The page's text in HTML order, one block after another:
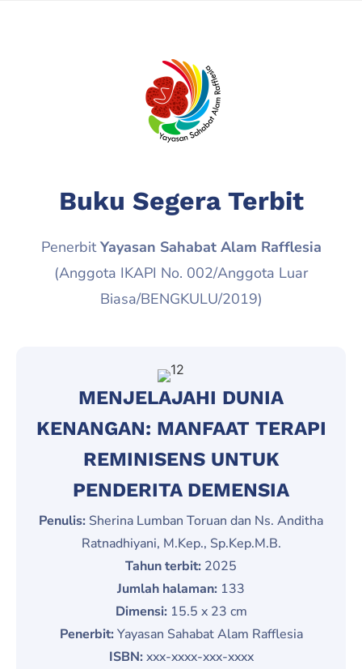
Buku Segera Terbit
PenerbitYayasan Sahabat Alam Rafflesia
(Anggota IKAPI No. 002/Anggota Luar
Biasa/BENGKULU/2019)
MENJELAJAHI DUNIA
KENANGAN: MANFAAT TERAPI
REMINISENS UNTUK
PENDERITA DEMENSIA
Penulis: Sherina Lumban Toruan dan Ns. Anditha
Ratnadhiyani, M.Kep., Sp.Kep.M.B.
Tahun terbit: 2025
Jumlah halaman: 133
Dimensi:15.5 x 23 cm
Penerbit:Yayasan Sahabat Alam Rafflesia
ISBN:xxx-xxxx-xxx-xxxx